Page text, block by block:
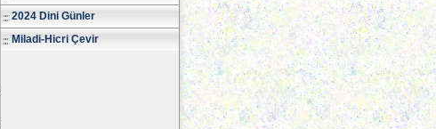
2024 Dini Günler
Miladi-Hicri Çevir